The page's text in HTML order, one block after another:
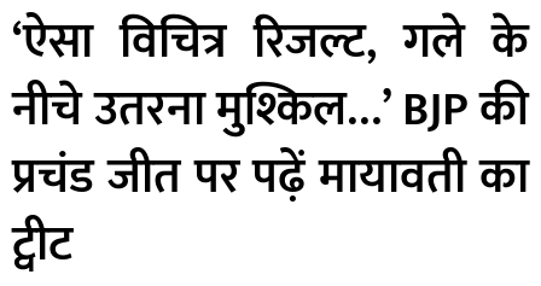
‘ऐसा विचित्र रिजल्ट, गले के
नीचे उतरना मुश्किल…’ BJP की
प्रचंड जीत पर पढ़ें मायावती का
ट्वीट